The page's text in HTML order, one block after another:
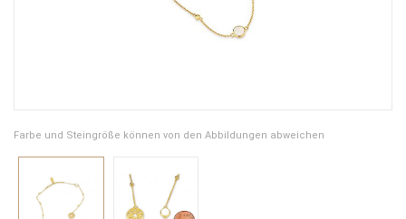
Farbe und Steingröße können von den Abbildungen abweichen